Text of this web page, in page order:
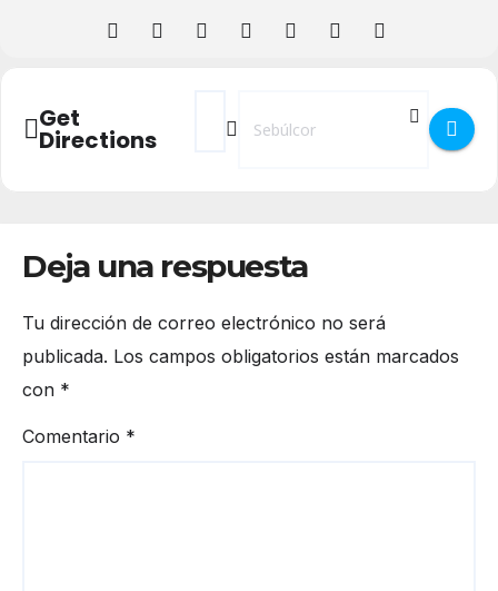
Get
Directions
Address - Concentración de coches
Destination Address -
Deja una respuesta
Tu dirección de correo electrónico no será
publicada. Los campos obligatorios están marcados
con *
Comentario *